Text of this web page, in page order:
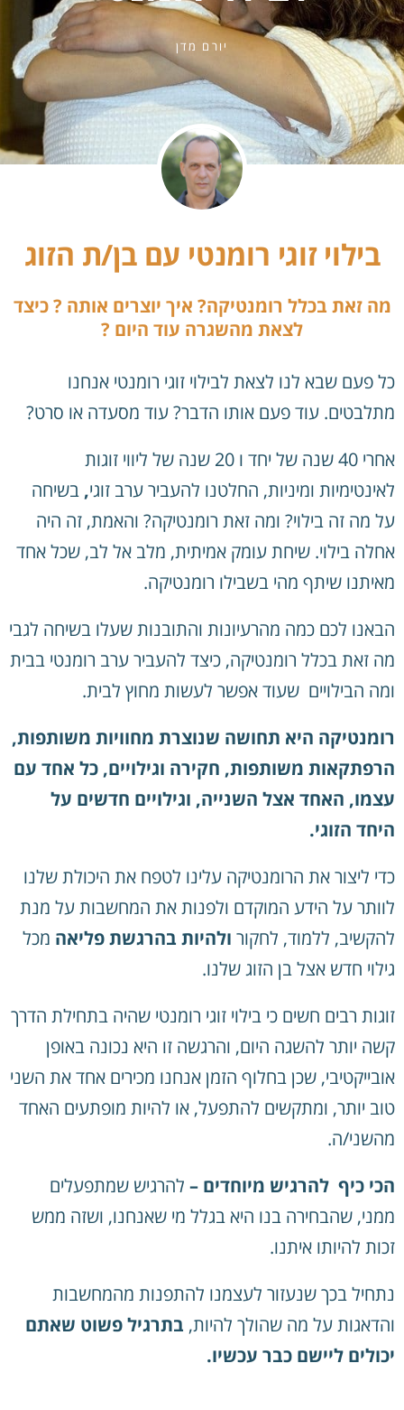
יורם מדן
בילוי זוגי רומנטי עם בן/ת הזוג
מה זאת בכלל רומנטיקה? איך יוצרים אותה ? כיצד
לצאת מהשגרה עוד היום ?
כל פעם שבא לנו לצאת לבילוי זוגי רומנטי אנחנו
מתלבטים. עוד פעם אותו הדבר? עוד מסעדה או סרט?
אחרי 40 שנה של יחד ו 20 שנה של ליווי זוגות
לאינטימיות ומיניות, החלטנו להעביר ערב זוגי, בשיחה
על מה זה בילוי? ומה זאת רומנטיקה? והאמת, זה היה
אחלה בילוי. שיחת עומק אמיתית, מלב אל לב, שכל אחד
מאיתנו שיתף מהי בשבילו רומנטיקה.
הבאנו לכם כמה מהרעיונות והתובנות שעלו בשיחה לגבי
מה זאת בכלל רומנטיקה, כיצד להעביר ערב רומנטי בבית
ומה הבילויים שעוד אפשר לעשות מחוץ לבית.
רומנטיקה היא תחושה שנוצרת מחוויות משותפות,
הרפתקאות משותפות, חקירה וגילויים, כל אחד עם
עצמו, האחד אצל השנייה, וגילויים חדשים על
היחד הזוגי.
כדי ליצור את הרומנטיקה עלינו לטפח את היכולת שלנו
לוותר על הידע המוקדם ולפנות את המחשבות על מנת
להקשיב, ללמוד, לחקור ולהיות בהרגשת פליאה מכל
גילוי חדש אצל בן הזוג שלנו.
זוגות רבים חשים כי בילוי זוגי רומנטי שהיה בתחילת הדרך
קשה יותר להשגה היום, והרגשה זו היא נכונה באופן
אובייקטיבי, שכן בחלוף הזמן אנחנו מכירים אחד את השני
טוב יותר, ומתקשים להתפעל, או להיות מופתעים האחד
מהשני/ה.
הכי כיף להרגיש מיוחדים – להרגיש שמתפעלים
ממני, שהבחירה בנו היא בגלל מי שאנחנו, ושזה ממש
זכות להיותו איתנו.
נתחיל בכך שנעזור לעצמנו להתפנות מהמחשבות
והדאגות על מה שהולך להיות, בתרגיל פשוט שאתם
יכולים ליישם כבר עכשיו.